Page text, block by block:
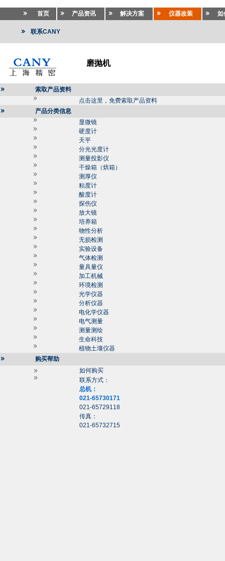
首页 产品资讯 解决方案 仪器改装 如
联系CANY
磨抛机
索取产品资料
点击这里，免费索取产品资料
产品分类信息
显微镜
硬度计
天平
分光光度计
测量投影仪
干燥箱（烘箱）
测厚仪
粘度计
酸度计
探伤仪
放大镜
培养箱
物性分析
无损检测
实验设备
气体检测
量具量仪
加工机械
环境检测
光学仪器
分析仪器
电化学仪器
电气测量
测量测绘
生命科技
植物土壤仪器
购买帮助
如何购买
联系方式：
总机：
021-65730171
021-65729118
传真：
021-65732715